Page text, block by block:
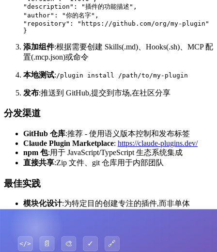
"description": "插件的功能描述",
"author": "你的名字",
"repository": "https://github.com/org/my-plugin"
添加组件:根据需要创建 Skills(.md)、Hooks(.sh)、MCP 配
置(.mcp.json)或命令
本地测试: /plugin install /path/to/my-plugin
发布:推送到 GitHub,提交到市场,在社区分享
分发渠道
GitHub 仓库:推荐 - 使用语义版本控制和发布标签
Claude Plugin Marketplace: https://claude-plugins.dev/
npm 包:用于 JavaScript/TypeScript 生态系统集成
直接共享:Zip 文件、git 仓库用于内部团队
最佳实践
模块化设计:为特定目的创建专注的插件,而非单体
安全审查
:永不硬编码密钥、验证输入、记录所需权限